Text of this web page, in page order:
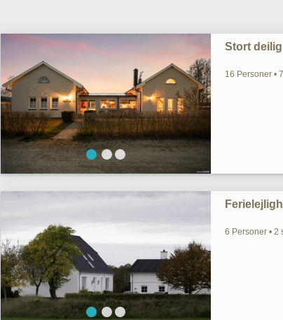
Stort
16 Personer •
6 Personer • 2